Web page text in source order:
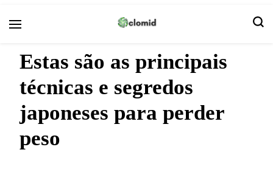
Estas são as principais
técnicas e segredos
japoneses para perder
peso